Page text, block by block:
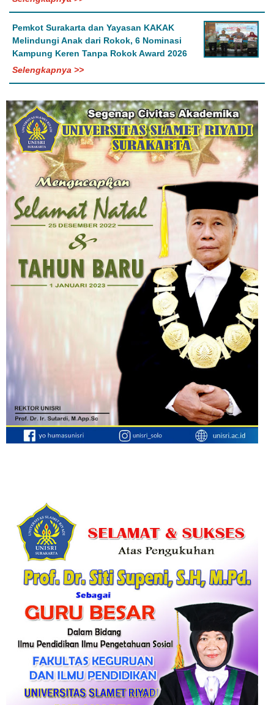
Pemkot Surakarta dan Yayasan KAKAK
Melindungi Anak dari Rokok, 6 Nominasi
Kampung Keren Tanpa Rokok Award 2026
Selengkapnya >>